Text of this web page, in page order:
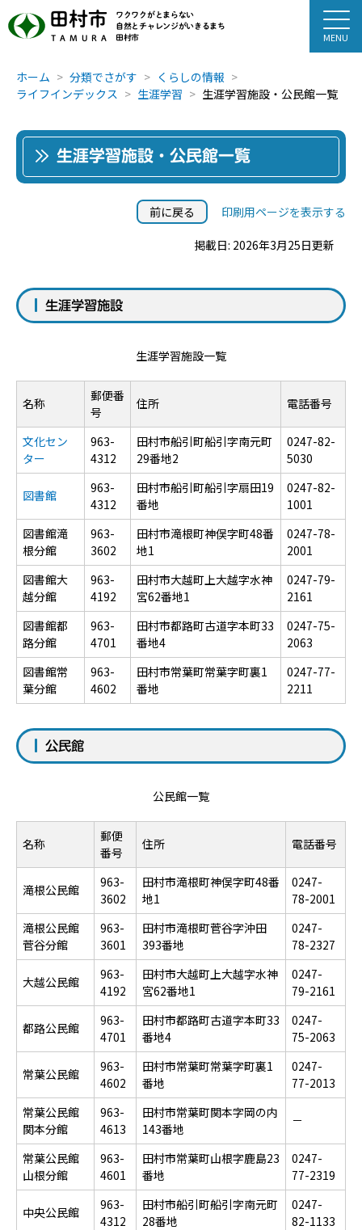
田村市
TAMURA
ワクワクがとまらない
自然とチャレンジがいきるまち
田村市
ホーム 分類でさがす
くらしの情報
ライフインデックス
生涯学習 生涯学習施設・公民館一覧
生涯学習施設・公民館一覧
前に戻る 印刷用ページを表示する
掲載日: 2026年3月25日更新
生涯学習施設
生涯学習施設一覧
名称
郵便番
号
住所 電話番号
文化セン
ター
963-
4312
田村市船引町船引字南元町
29番地2
0247-82-
5030
図書館
963-
4312
田村市船引町船引字扇田19
番地
0247-82-
1001
図書館滝
根分館
963-
3602
田村市滝根町神俣字町48番
地1
0247-78-
2001
図書館大
越分館
963-
4192
田村市大越町上大越字水神
宮62番地1
0247-79-
2161
図書館都
路分館
963-
4701
田村市都路町古道字本町33
番地4
0247-75-
2063
図書館常
葉分館
963-
4602
田村市常葉町常葉字町裏1
番地
0247-77-
2211
公民館
公民館一覧
名称
郵便
番号
住所 電話番号
滝根公民館
963-
3602
田村市滝根町神俣字町48番
地1
0247-
78-2001
滝根公民館
菅谷分館
963-
3601
田村市滝根町菅谷字沖田
393番地
0247-
78-2327
大越公民館
963-
4192
田村市大越町上大越字水神
宮62番地1
0247-
79-2161
都路公民館
963-
4701
田村市都路町古道字本町33
番地4
0247-
75-2063
常葉公民館
963-
4602
田村市常葉町常葉字町裏1
番地
0247-
77-2013
常葉公民館
関本分館
963-
4613
田村市常葉町関本字岡の内
143番地
－
常葉公民館
山根分館
963-
4601
田村市常葉町山根字鹿島23
番地
0247-
77-2319
中央公民館
963-
4312
田村市船引町船引字南元町
28番地
0247-
82-1133